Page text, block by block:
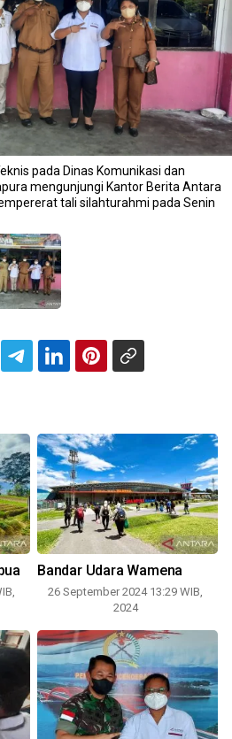
pada Dinas Komunikasi dan
mengunjungi Kantor Berita Antara
tali silahturahmi pada Senin
Bandar Udara Wamena
26 September 2024 13:29 WIB,
2024